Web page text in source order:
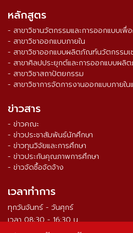
หลักสูตร
- สาขาวิชานวัตกรรมและการออกแบบเพื่
- สาขาวิชาออกแบบภายใน
- สาขาวิชาออกแบบผลิตภัณฑ์นวัตกรรมเ
- สาขาศิลปประยุกต์และการออกแบบผลิ
- สาขาวิชาสถาปัตยกรรม
- สาขาวิชาการจัดการงานออกแบบภายใ
ข่าวสาร
- ข่าวคณะ
- ข่าวประชาสัมพันธ์นักศึกษา
- ข่าวทุนวิจัยและการศึกษา
- ข่าวประกันคุณภาพการศึกษา
- ข่าวจัดซื้อจัดจ้าง
เวลาทำการ
ทุกวันจันทร์ - วันศุกร์
เวลา 08:30 - 16:30 น.